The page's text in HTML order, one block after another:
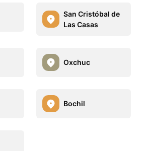
San Cristóbal de
Las Casas
Oxchuc
Bochil